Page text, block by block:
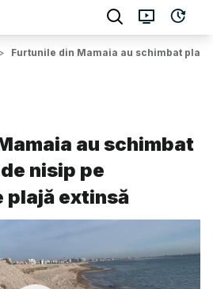
> Furtunile din Mamaia au schimbat
au schimbat
nisip pe
plajă extinsă